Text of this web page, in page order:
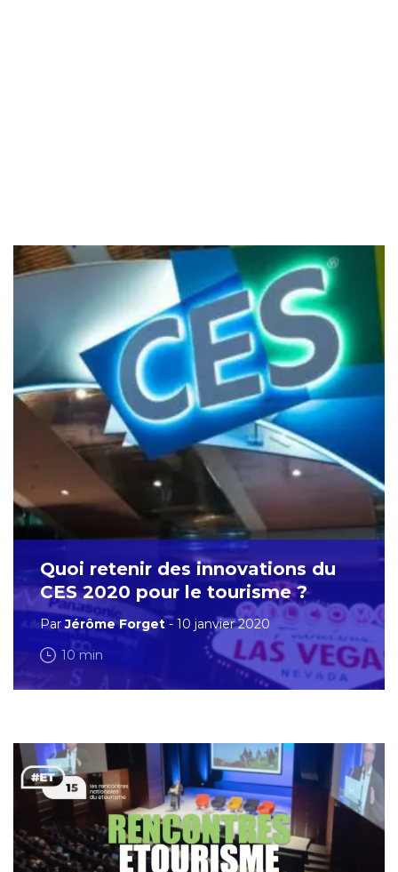
Quoi retenir des innovations du
CES 2020 pour le tourisme ?
ParJérôme Forget- 10 janvier 2020
10 min